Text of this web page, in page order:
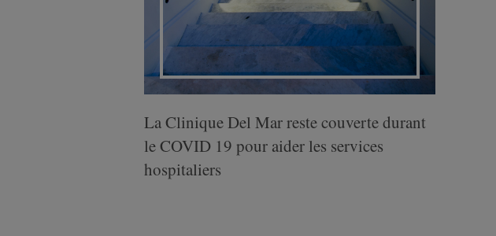
La Clinique Del Mar reste couverte durant
le COVID 19 pour aider les services
hospitaliers